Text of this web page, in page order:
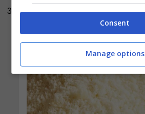
3
Consent
Manage options